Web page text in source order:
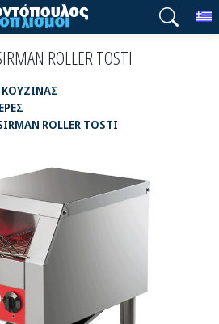
ROLLER TOSTI
ROLLER TOSTI